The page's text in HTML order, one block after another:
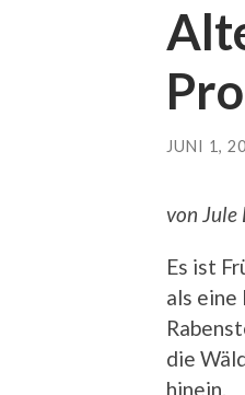
JUNI 1,
von Jule
Es ist
als eine
die
hinein.